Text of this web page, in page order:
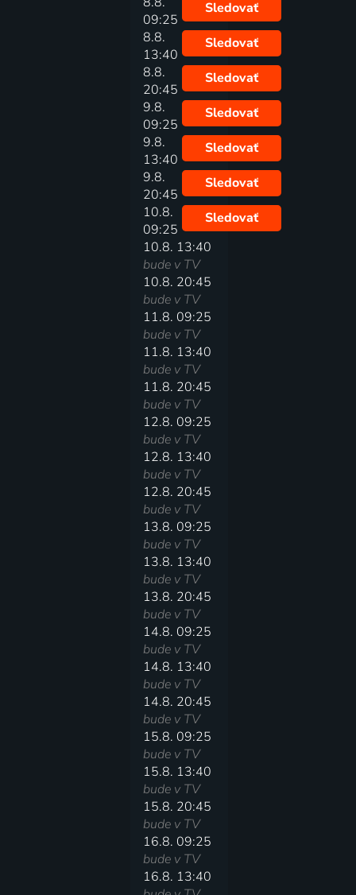
09:25
Sledovať
8.8.
13:40
Sledovať
8.8.
20:45
Sledovať
9.8.
09:25
Sledovať
9.8.
13:40
Sledovať
9.8.
20:45
Sledovať
10.8.
09:25
Sledovať
10.8. 13:40
bude v TV
10.8. 20:45
bude v TV
11.8. 09:25
bude v TV
11.8. 13:40
bude v TV
11.8. 20:45
bude v TV
12.8. 09:25
bude v TV
12.8. 13:40
bude v TV
12.8. 20:45
bude v TV
13.8. 09:25
bude v TV
13.8. 13:40
bude v TV
13.8. 20:45
bude v TV
14.8. 09:25
bude v TV
14.8. 13:40
bude v TV
14.8. 20:45
bude v TV
15.8. 09:25
bude v TV
15.8. 13:40
bude v TV
15.8. 20:45
bude v TV
16.8. 09:25
bude v TV
16.8. 13:40